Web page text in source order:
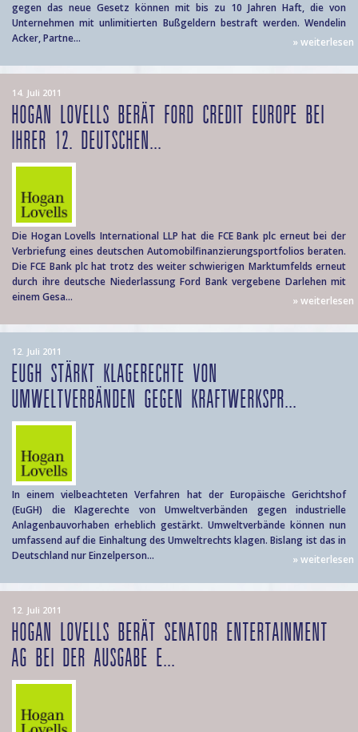
gegen das neue Gesetz können mit bis zu 10 Jahren Haft, die von
Unternehmen mit unlimitierten Bußgeldern bestraft werden. Wendelin
Acker, Partne...
» weiterlesen
14. Juli 2011
HOGAN LOVELLS BERÄT FORD CREDIT EUROPE BEI
IHRER 12. DEUTSCHEN...
Die Hogan Lovells International LLP hat die FCE Bank plc erneut bei der
Verbriefung eines deutschen Automobilfinanzierungsportfolios beraten.
Die FCE Bank plc hat trotz des weiter schwierigen Marktumfelds erneut
durch ihre deutsche Niederlassung Ford Bank vergebene Darlehen mit
einem Gesa...
» weiterlesen
12. Juli 2011
EUGH STÄRKT KLAGERECHTE VON
UMWELTVERBÄNDEN GEGEN KRAFTWERKSPR...
In einem vielbeachteten Verfahren hat der Europäische Gerichtshof
(EuGH) die Klagerechte von Umweltverbänden gegen industrielle
Anlagenbauvorhaben erheblich gestärkt. Umweltverbände können nun
umfassend auf die Einhaltung des Umweltrechts klagen. Bislang ist das in
Deutschland nur Einzelperson...
» weiterlesen
12. Juli 2011
HOGAN LOVELLS BERÄT SENATOR ENTERTAINMENT
AG BEI DER AUSGABE E...